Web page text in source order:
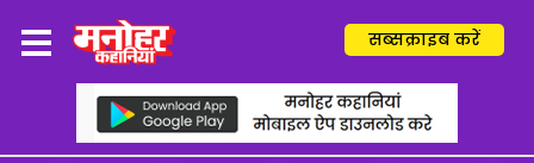
सब्सक्राइब करें